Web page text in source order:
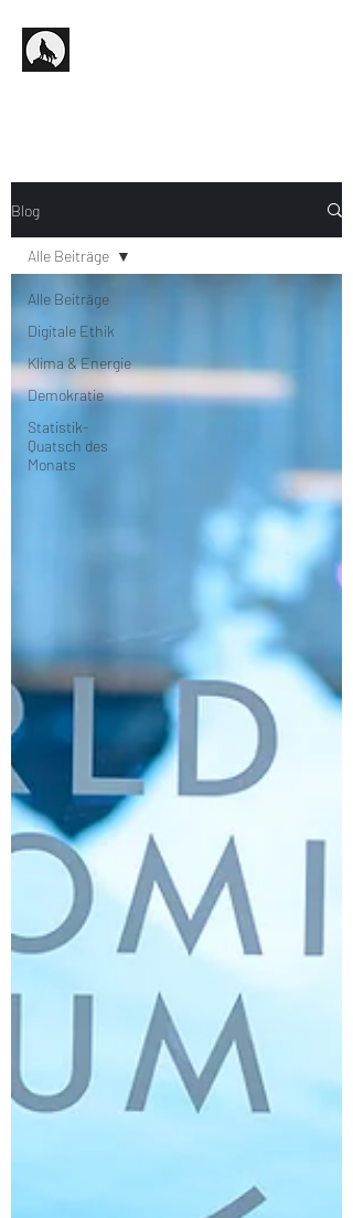
Blog
Alle Beiträge
Digitale Ethik
Klima & Energie
Demokratie
Statistik-
Quatsch des
Monats
Alle Beiträge